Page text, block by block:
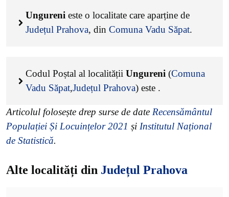
Ungureni este o localitate care aparține de
Județul Prahova, din Comuna Vadu Săpat.
Codul Poștal al localității Ungureni (Comuna
Vadu Săpat,Județul Prahova) este .
Articolul folosește drep surse de date Recensământul
Populației Și Locuințelor 2021 și Institutul Național
de Statistică.
Alte localități din Județul Prahova